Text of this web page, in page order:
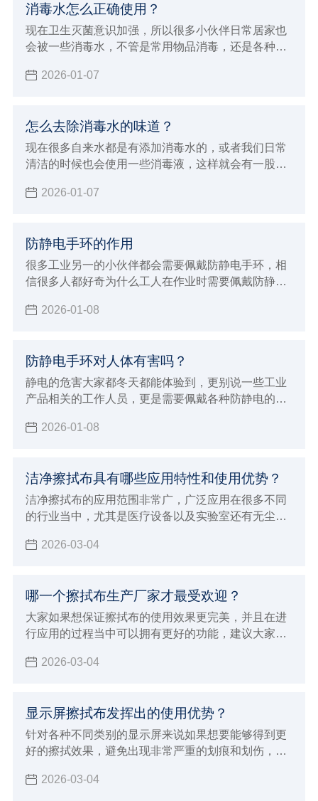
消毒水怎么正确使用？
现在卫生灭菌意识加强，所以很多小伙伴日常居家也
会被一些消毒水，不管是常用物品消毒，还是各种下
有危害的，下面小辉就来给大家讲讲消毒水怎么正确
2026-01-07
怎么去除消毒水的味道？
现在很多自来水都是有添加消毒水的，或者我们日常
清洁的时候也会使用一些消毒液，这样就会有一股呛
的就不太友好了，所以今天小辉来给大家分享一下怎
2026-01-07
防静电手环的作用
很多工业另一的小伙伴都会需要佩戴防静电手环，相
信很多人都好奇为什么工人在作业时需要佩戴防静电
有效防静电的原理是什么，今天小辉就一并来给大家
2026-01-08
防静电手环对人体有害吗？
静电的危害大家都冬天都能体验到，更别说一些工业
产品相关的工作人员，更是需要佩戴各种防静电的护
到防静电，很多小伙伴也会想知道防静电手环对人体
2026-01-08
洁净擦拭布具有哪些应用特性和使用优势？
洁净擦拭布的应用范围非常广，广泛应用在很多不同
的行业当中，尤其是医疗设备以及实验室还有无尘车
以才会在一些重要的行业领域当中进行使用，能够让
用，也确实会发挥出很好的使用优势，下面就来为大
家介绍洁净擦拭布具体特征和优势。
2026-03-04
哪一个擦拭布生产厂家才最受欢迎？
大家如果想保证擦拭布的使用效果更完美，并且在进
行应用的过程当中可以拥有更好的功能，建议大家必
买，自然就可以保证使用的效果更加完美，如果想要
2026-03-04
显示屏擦拭布发挥出的使用优势？
针对各种不同类别的显示屏来说如果想要能够得到更
好的擦拭效果，避免出现非常严重的划痕和划伤，建
拭，这样才可以保证清洁的效果更加完美
2026-03-04